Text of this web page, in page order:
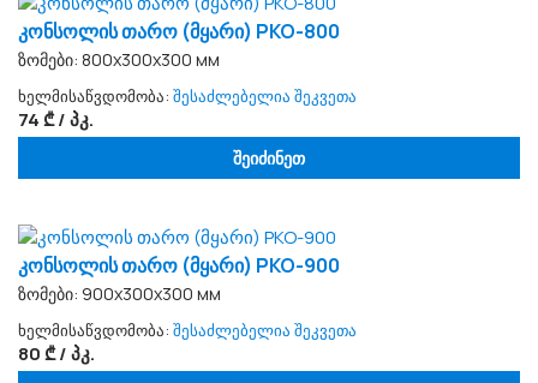
კონსოლის თარო (მყარი) PKO-800
ზომები: 800x300x300 мм
ხელმისაწვდომობა: შესაძლებელია შეკვეთა
74 ₾ / პკ.
შეიძინეთ
კონსოლის თარო (მყარი) PKO-900
ზომები: 900x300x300 мм
ხელმისაწვდომობა: შესაძლებელია შეკვეთა
80 ₾ / პკ.